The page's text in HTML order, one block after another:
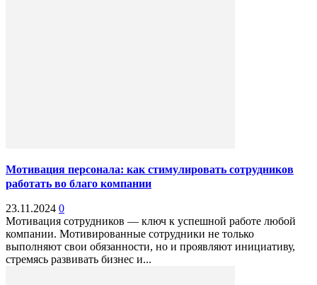
Мотивация персонала: как стимулировать сотрудников
работать во благо компании
23.11.2024 0
Мотивация сотрудников — ключ к успешной работе любой
компании. Мотивированные сотрудники не только
выполняют свои обязанности, но и проявляют инициативу,
стремясь развивать бизнес и...